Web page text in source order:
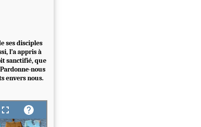
ses disciples
l’a appris à
sanctifié, que
nous
envers nous.